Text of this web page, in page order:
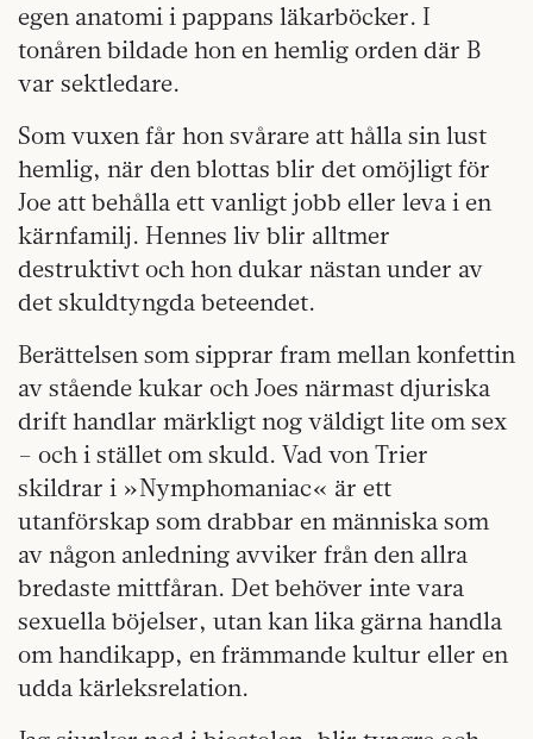
egen anatomi i pappans läkarböcker. I
tonåren bildade hon en hemlig orden där B
var sektledare.
Som vuxen får hon svårare att hålla sin lust
hemlig, när den blottas blir det omöjligt för
Joe att behålla ett vanligt jobb eller leva i en
kärnfamilj. Hennes liv blir alltmer
destruktivt och hon dukar nästan under av
det skuldtyngda beteendet.
Berättelsen som sipprar fram mellan konfettin
av stående kukar och Joes närmast djuriska
drift handlar märkligt nog väldigt lite om sex
– och i stället om skuld. Vad von Trier
skildrar i »Nymphomaniac« är ett
utanförskap som drabbar en människa som
av någon anledning avviker från den allra
bredaste mittfåran. Det behöver inte vara
sexuella böjelser, utan kan lika gärna handla
om handikapp, en främmande kultur eller en
udda kärleksrelation.